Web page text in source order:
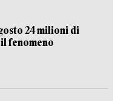
24 milioni di
fenomeno